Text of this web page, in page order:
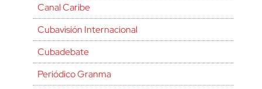
Canal Caribe
Cubavisión Internacional
Cubadebate
Periódico Granma